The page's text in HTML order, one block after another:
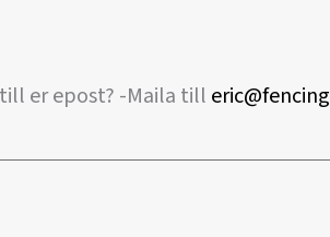
er epost? -Maila till